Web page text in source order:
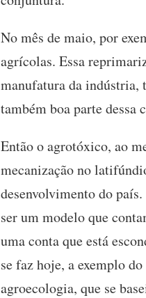
No mês de maio, por
agrícolas. Essa
manufatura da indústria,
também boa parte dessa
Então o agrotóxico, ao
mecanização no
desenvolvimento do
ser um modelo que
uma conta que está
se faz hoje, a exemplo
agroecologia, que se